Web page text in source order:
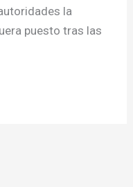
la
puesto tras las